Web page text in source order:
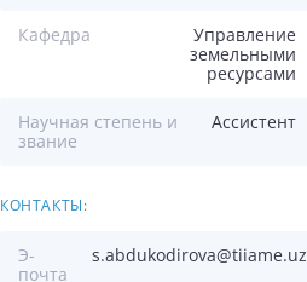
Кафедра
Управление
земельными
ресурсами
Научная степень и
звание
Aссистент
КОНТАКТЫ:
Э-
почта
s.abdukodirova@tiiame.uz